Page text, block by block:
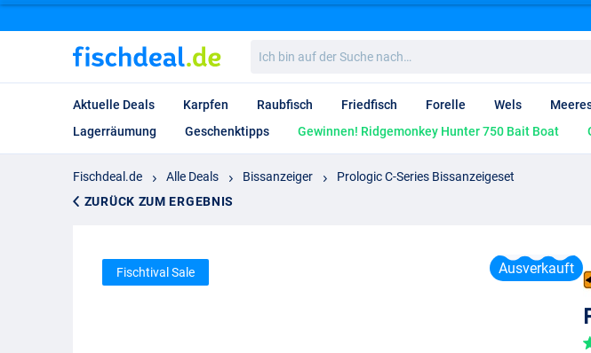
bin
auf
Suche
nach…
Aktuelle Deals Karpfen Raubfisch Friedfisch Forelle Wels
Lagerräumung
Geschenktipps Gewinnen! Ridgemonkey Hunter 750 Bait Boat
Fischdeal.de Alle Deals Bissanzeiger
Prologic C-Series Bissanzeigeset
ZURÜCK ZUM ERGEBNIS
Ausverkauft
Fischtival Sale